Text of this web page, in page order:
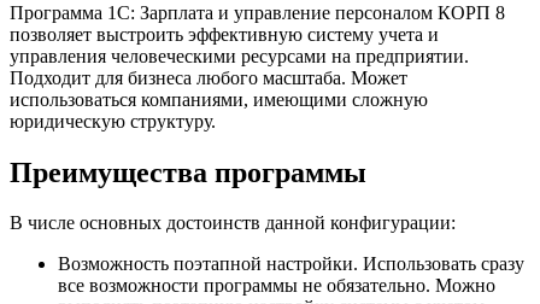
Программа 1С: Зарплата и управление персоналом КОРП 8
позволяет выстроить эффективную систему учета и
управления человеческими ресурсами на предприятии.
Подходит для бизнеса любого масштаба. Может
использоваться компаниями, имеющими сложную
юридическую структуру.
Преимущества программы
В числе основных достоинств данной конфигурации:
Возможность поэтапной настройки. Использовать сразу
все возможности программы не обязательно. Можно